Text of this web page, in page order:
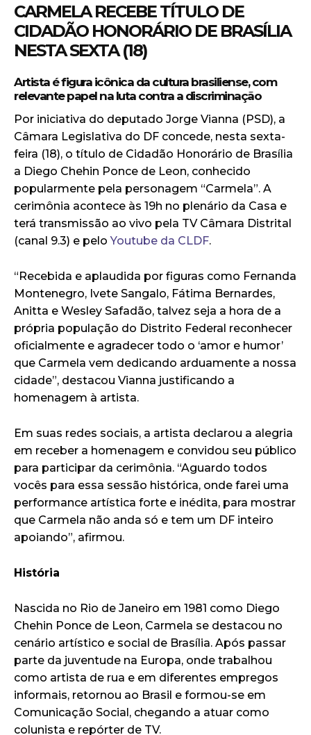
CARMELA RECEBE TÍTULO DE
CIDADÃO HONORÁRIO DE BRASÍLIA
NESTA SEXTA (18)
Artista é figura icônica da cultura brasiliense, com
relevante papel na luta contra a discriminação
Por iniciativa do deputado Jorge Vianna (PSD), a
Câmara Legislativa do DF concede, nesta sexta-
feira (18), o título de Cidadão Honorário de Brasília
a Diego Chehin Ponce de Leon, conhecido
popularmente pela personagem “Carmela”. A
cerimônia acontece às 19h no plenário da Casa e
terá transmissão ao vivo pela TV Câmara Distrital
(canal 9.3) e peloYoutube da CLDF.
“Recebida e aplaudida por figuras como Fernanda
Montenegro, Ivete Sangalo, Fátima Bernardes,
Anitta e Wesley Safadão, talvez seja a hora de a
própria população do Distrito Federal reconhecer
oficialmente e agradecer todo o ‘amor e humor’
que Carmela vem dedicando arduamente a nossa
cidade”, destacou Vianna justificando a
homenagem à artista.
Em suas redes sociais, a artista declarou a alegria
em receber a homenagem e convidou seu público
para participar da cerimônia. “Aguardo todos
vocês para essa sessão histórica, onde farei uma
performance artística forte e inédita, para mostrar
que Carmela não anda só e tem um DF inteiro
apoiando”, afirmou.
História
Nascida no Rio de Janeiro em 1981 como Diego
Chehin Ponce de Leon, Carmela se destacou no
cenário artístico e social de Brasília. Após passar
parte da juventude na Europa, onde trabalhou
como artista de rua e em diferentes empregos
informais, retornou ao Brasil e formou-se em
Comunicação Social, chegando a atuar como
colunista e repórter de TV.